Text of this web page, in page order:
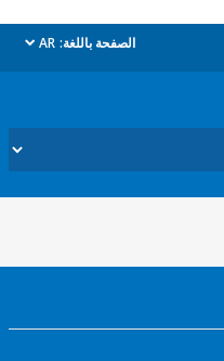
الصفحة باللغة: AR
dropdown